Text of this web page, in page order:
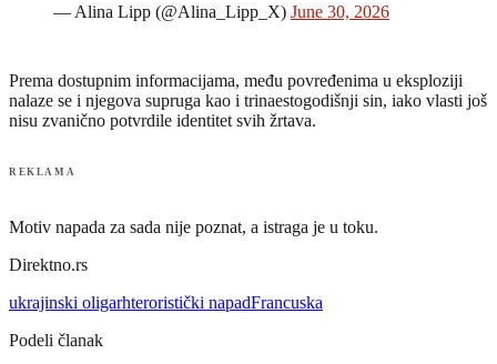
— Alina Lipp (@Alina_Lipp_X) June 30, 2026
Prema dostupnim informacijama, među povređenima u eksploziji
nalaze se i njegova supruga kao i trinaestogodišnji sin, iako vlasti još
nisu zvanično potvrdile identitet svih žrtava.
REKLAMA
Motiv napada za sada nije poznat, a istraga je u toku.
Direktno.rs
ukrajinski oligarhteroristički napadFrancuska
Podeli članak